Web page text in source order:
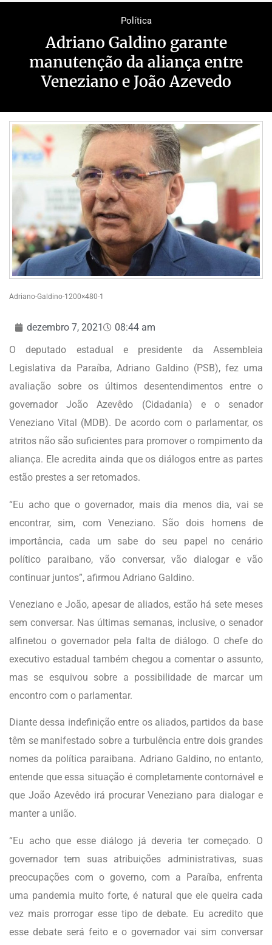
Política
Adriano Galdino garante
manutenção da aliança entre
Veneziano e João Azevedo
Adriano-Galdino-1200×480-1
dezembro 7, 2021
08:44 am
O deputado estadual e presidente da Assembleia
Legislativa da Paraíba, Adriano Galdino (PSB), fez uma
avaliação sobre os últimos desentendimentos entre o
governador João Azevêdo (Cidadania) e o senador
Veneziano Vital (MDB). De acordo com o parlamentar, os
atritos não são suficientes para promover o rompimento da
aliança. Ele acredita ainda que os diálogos entre as partes
estão prestes a ser retomados.
“Eu acho que o governador, mais dia menos dia, vai se
encontrar, sim, com Veneziano. São dois homens de
importância, cada um sabe do seu papel no cenário
político paraibano, vão conversar, vão dialogar e vão
continuar juntos”, afirmou Adriano Galdino.
Veneziano e João, apesar de aliados, estão há sete meses
sem conversar. Nas últimas semanas, inclusive, o senador
alfinetou o governador pela falta de diálogo. O chefe do
executivo estadual também chegou a comentar o assunto,
mas se esquivou sobre a possibilidade de marcar um
encontro com o parlamentar.
Diante dessa indefinição entre os aliados, partidos da base
têm se manifestado sobre a turbulência entre dois grandes
nomes da política paraibana. Adriano Galdino, no entanto,
entende que essa situação é completamente contornável e
que João Azevêdo irá procurar Veneziano para dialogar e
manter a união.
“Eu acho que esse diálogo já deveria ter começado. O
governador tem suas atribuições administrativas, suas
preocupações com o governo, com a Paraíba, enfrenta
uma pandemia muito forte, é natural que ele queira cada
vez mais prorrogar esse tipo de debate. Eu acredito que
esse debate será feito e o governador vai sim conversar